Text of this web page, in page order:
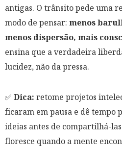
antigas. O trânsito pede uma
modo de pensar: menos
menos dispersão, mais
ensina que a verdadeira
lucidez, não da pressa.
✅ Dica: retome projetos
ficaram em pausa e dê tempo
ideias antes de compartilhá-
floresce quando a mente